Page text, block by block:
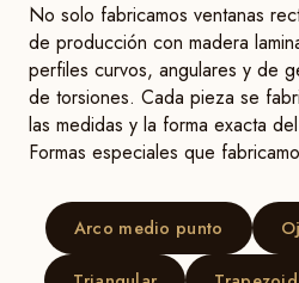
No solo fabricamos ventanas
de producción con madera
perfiles curvos, angulares y de
de torsiones. Cada pieza se
las medidas y la forma exacta
Formas especiales que
Arco medio punto